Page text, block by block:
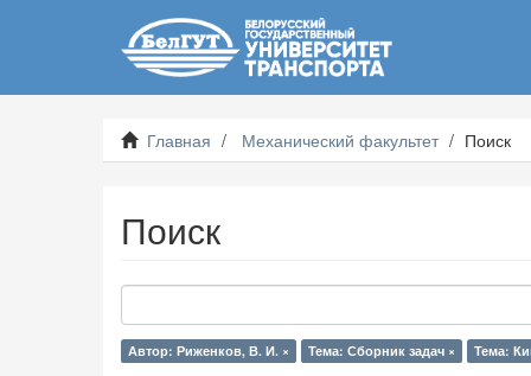
Главная Механический факультет Поиск
Поиск
Автор: Риженков, В. И. × Тема: Сборник задач × Тема: